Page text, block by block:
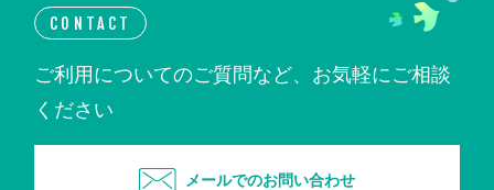
CONTACT
ご利用についてのご質問など、お気軽にご相談
ください
メールでのお問い合わせ